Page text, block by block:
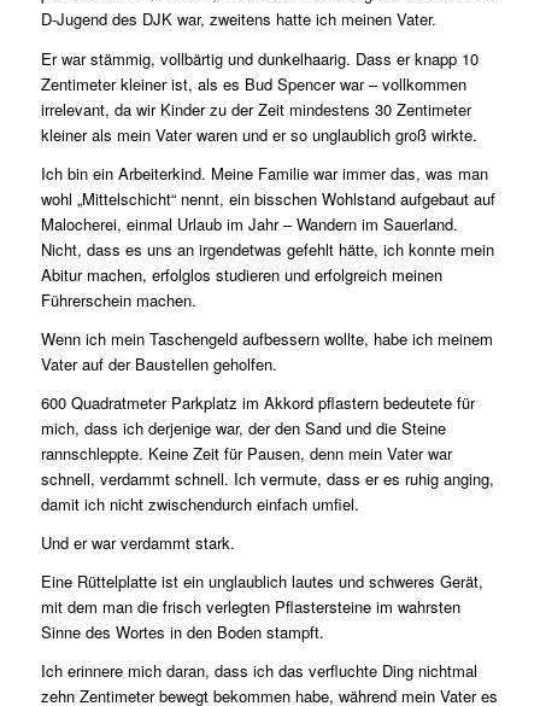
D-Jugend des DJK war, zweitens hatte ich meinen Vater.
Er war stämmig, vollbärtig und dunkelhaarig. Dass er knapp 10
Zentimeter kleiner ist, als es Bud Spencer war – vollkommen
irrelevant, da wir Kinder zu der Zeit mindestens 30 Zentimeter
kleiner als mein Vater waren und er so unglaublich groß wirkte.
Ich bin ein Arbeiterkind. Meine Familie war immer das, was man
wohl „Mittelschicht“ nennt, ein bisschen Wohlstand aufgebaut auf
Malocherei, einmal Urlaub im Jahr – Wandern im Sauerland.
Nicht, dass es uns an irgendetwas gefehlt hätte, ich konnte mein
Abitur machen, erfolglos studieren und erfolgreich meinen
Führerschein machen.
Wenn ich mein Taschengeld aufbessern wollte, habe ich meinem
Vater auf der Baustellen geholfen.
600 Quadratmeter Parkplatz im Akkord pflastern bedeutete für
mich, dass ich derjenige war, der den Sand und die Steine
rannschleppte. Keine Zeit für Pausen, denn mein Vater war
schnell, verdammt schnell. Ich vermute, dass er es ruhig anging,
damit ich nicht zwischendurch einfach umfiel.
Und er war verdammt stark.
Eine Rüttelplatte ist ein unglaublich lautes und schweres Gerät,
mit dem man die frisch verlegten Pflastersteine im wahrsten
Sinne des Wortes in den Boden stampft.
Ich erinnere mich daran, dass ich das verfluchte Ding nichtmal
zehn Zentimeter bewegt bekommen habe, während mein Vater es